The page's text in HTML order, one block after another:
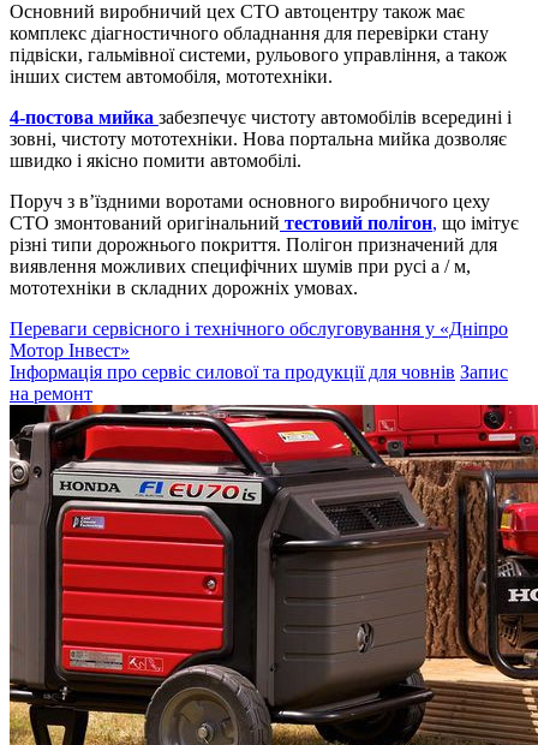
Основний виробничий цех СТО автоцентру також має
комплекс діагностичного обладнання для перевірки стану
підвіски, гальмівної системи, рульового управління, а також
інших систем автомобіля, мототехніки.
4-постова мийка забезпечує чистоту автомобілів всередині і
зовні, чистоту мототехніки. Нова портальна мийка дозволяє
швидко і якісно помити автомобілі.
Поруч з в’їздними воротами основного виробничого цеху
СТО змонтований оригінальний тестовий полігон, що імітує
різні типи дорожнього покриття. Полігон призначений для
виявлення можливих специфічних шумів при русі а / м,
мототехніки в складних дорожніх умовах.
Переваги сервісного і технічного обслуговування у «Дніпро
Мотор Інвест»
Інформація про сервіс силової та продукції для човнів Запис
на ремонт